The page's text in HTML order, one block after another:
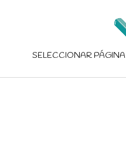
SELECCIONAR PÁGINA